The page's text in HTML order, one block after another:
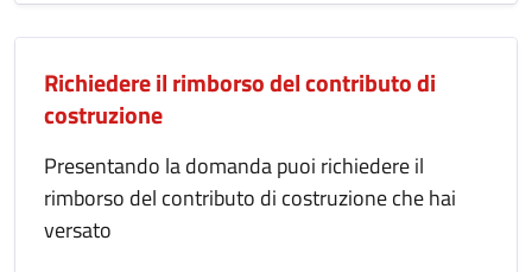
Richiedere il rimborso del contributo di
costruzione
Presentando la domanda puoi richiedere il
rimborso del contributo di costruzione che hai
versato